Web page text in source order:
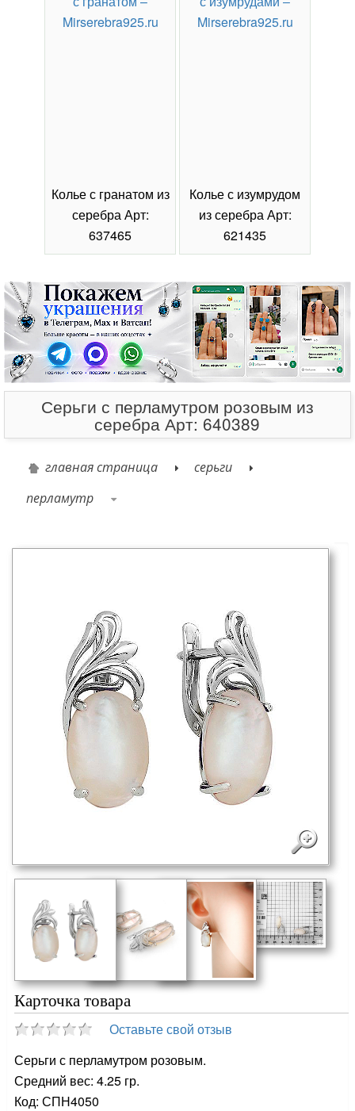
Колье с гранатом из
серебра Арт:
637465
Колье с изумрудом
из серебра Арт:
621435
Серьги с перламутром розовым из
серебра Арт: 640389
главная страница
серьги
перламутр
Карточка товара
Оставьте свой отзыв
Серьги с перламутром розовым.
Средний вес: 4.25 гр.
Код: СПН4050